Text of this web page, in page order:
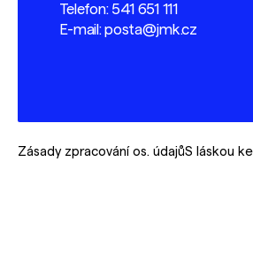
Telefon: 541 651 111
E-mail:posta@jmk.cz
Zásady zpracování os. údajůS láskou